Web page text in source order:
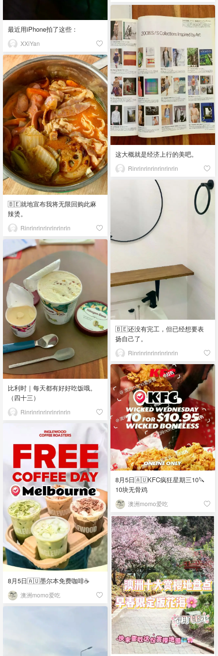
最近用iPhone拍了这些：
XXiYan
这大概就是经济上行的美吧。
Rinrinrinrinrinrinrin
🇧🇪就地宣布我将无限回购此麻
辣烫。
Rinrinrinrinrinrinrin
🇧🇪还没有完工，但已经想要表
扬自己了。
Rinrinrinrinrinrinrin
比利时｜每天都有好好吃饭哦。
（四十三）
Rinrinrinrinrinrinrin
8月5日🇦🇺KFC疯狂星期三10🔪
10块无骨鸡
澳洲momo爱吃
8月5日🇦🇺墨尔本免费咖啡☕
澳洲momo爱吃